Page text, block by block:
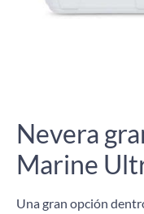
Nevera
Marine
Una gran opción